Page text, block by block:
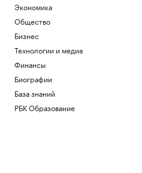
Экономика
Общество
Бизнес
Технологии и медиа
Финансы
Биографии
База знаний
РБК Образование